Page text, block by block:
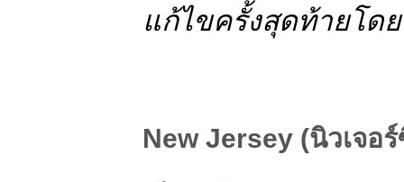
แก้ไขครั้งสุดท้ายโดย
New Jersey (นิวเจอ